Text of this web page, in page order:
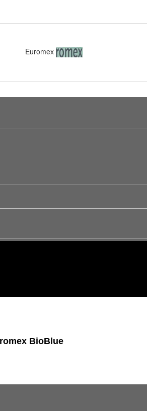
Euromex